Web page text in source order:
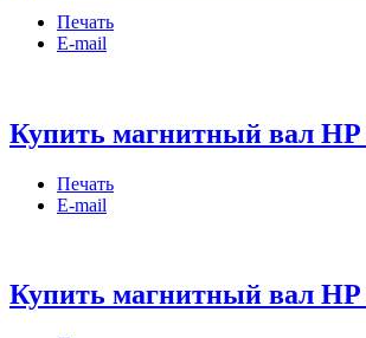
Печать
E-mail
Купить магнитный вал HP
Печать
E-mail
Купить магнитный вал HP